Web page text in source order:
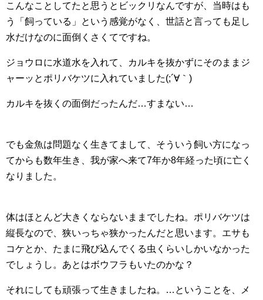
こんなことしてたと思うとビックリなんですが、当時はも
う「飼っている」という感覚がなく、世話と言っても足し
水だけなのに面倒くさくてですね。
ジョウロに水道水を入れて、カルキを抜かずにそのままジ
ャーッとポリバケツに入れていました(;´∀｀)
カルキを抜くの面倒だったんだ…すまない…
でも金魚は問題なく生きてまして、そういう飼い方になっ
てからも数年生き、我が家へ来て7年か8年経った頃に亡く
なりました。
体はほとんど大きくならないままでしたね。ポリバケツは
縦長なので、狭いっちゃ狭かったんだと思います。エサも
コケとか、たまに飛び込んでくる虫くらいしかいなかった
でしょうし。あとはボウフラもいたのかな？
それにしても頑張って生きましたね。…ということを、メ